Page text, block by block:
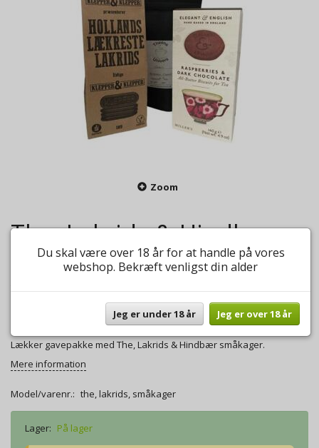
Zoom
The, Lakrids & Hindbær
småkager
155,00 DKK
Lækker gavepakke med The, Lakrids & Hindbær småkager.
Mere information
Model/varenr.: the, lakrids, småkager
Lager: På lager
Du skal være over 18 år for at handle på vores
webshop. Bekræft venligst din alder
Jeg er under 18 år Jeg er over 18 år